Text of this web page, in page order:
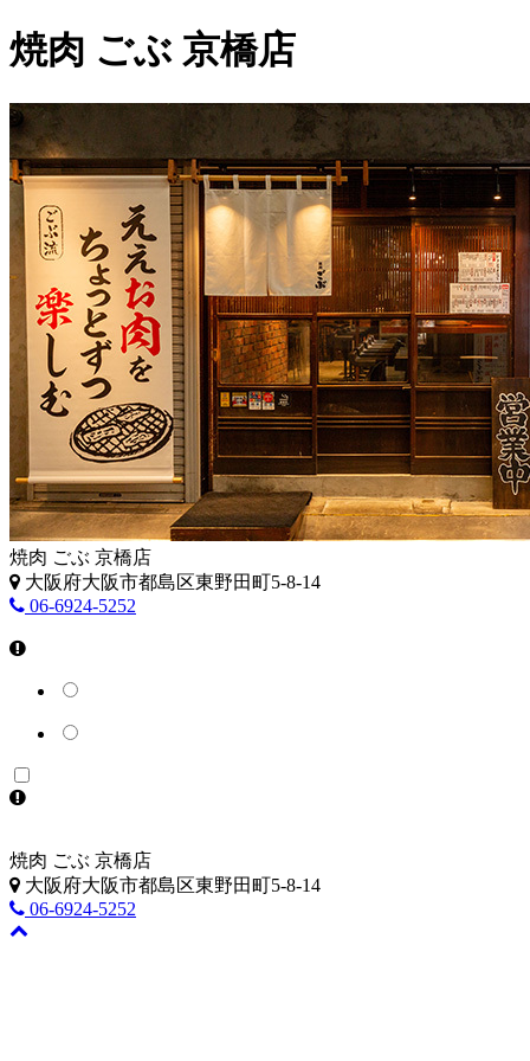
焼肉 ごぶ 京橋店
焼肉 ごぶ 京橋店
大阪府大阪市都島区東野田町5-8-14
06-6924-5252
焼肉 ごぶ 京橋店
大阪府大阪市都島区東野田町5-8-14
06-6924-5252